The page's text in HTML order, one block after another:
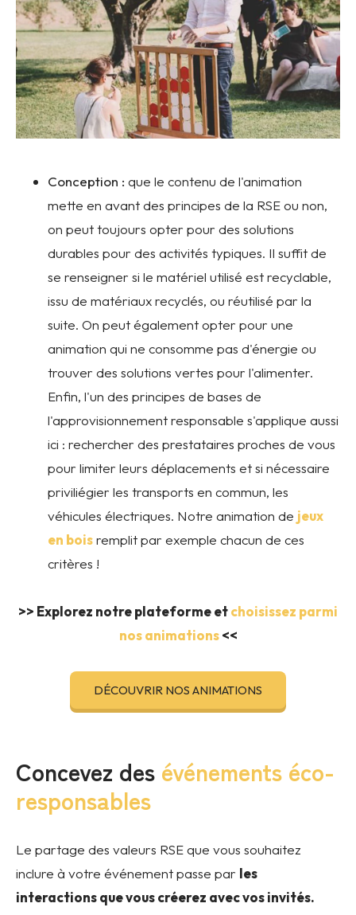
Conception : que le contenu de l'animation
mette en avant des principes de la RSE ou non,
on peut toujours opter pour des solutions
durables pour des activités typiques. Il suffit de
se renseigner si le matériel utilisé est recyclable,
issu de matériaux recyclés, ou réutilisé par la
suite. On peut également opter pour une
animation qui ne consomme pas d'énergie ou
trouver des solutions vertes pour l'alimenter.
Enfin, l'un des principes de bases de
l'approvisionnement responsable s'applique aussi
ici : rechercher des prestataires proches de vous
pour limiter leurs déplacements et si nécessaire
priviliégier les transports en commun, les
véhicules électriques. Notre animation de jeux
en boisremplit par exemple chacun de ces
critères !
>> Explorez notre plateforme etchoisissez parmi
nos animations<<
DÉCOUVRIR NOS ANIMATIONS
Concevez des événements éco-
responsables
Le partage des valeurs RSE que vous souhaitez
inclure à votre événement passe par les
interactions que vous créerez avec vos invités.